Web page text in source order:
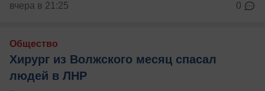
вчера в 21:25 0
Общество
Хирург из Волжского месяц спасал
людей в ЛНР